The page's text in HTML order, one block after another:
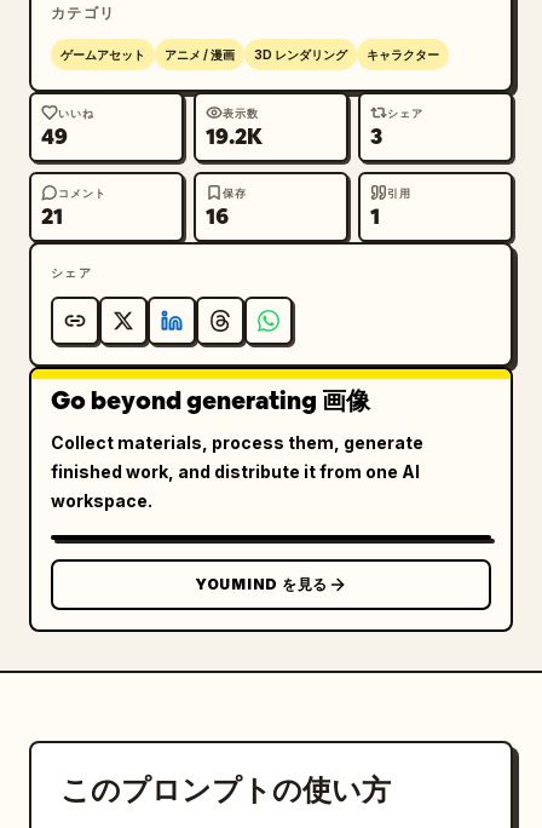
カテゴリ
ゲームアセット アニメ / 漫画 3D レンダリング キャラクター
いいね
49
表示数
19.2K
シェア
3
コメント
21
保存
16
引用
1
シェア
Go beyond generating 画像
Collect materials, process them, generate
finished work, and distribute it from one AI
workspace.
YOUMIND を見る
このプロンプトの使い方